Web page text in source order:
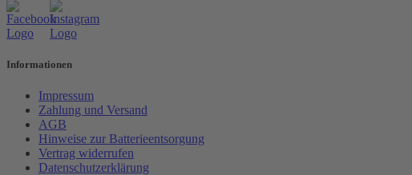
Informationen
Impressum
Zahlung und Versand
AGB
Hinweise zur Batterieentsorgung
Vertrag widerrufen
Datenschutzerklärung